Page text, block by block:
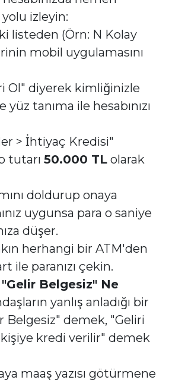
izleyin:
listeden (Örn: N Kolay
mobil uygulamasını
Ol" diyerek kimliğinizle
yüz tanıma ile hesabınızı
> İhtiyaç Kredisi"
tutarı 50.000 TL olarak
doldurup onaya
uygunsa para o saniye
düşer.
herhangi bir ATM'den
ile paranızı çekin.
Belgesiz" Ne
yanlış anladığı bir
Belgesiz" demek, "Geliri
kredi verilir" demek
maaş yazısı götürmene